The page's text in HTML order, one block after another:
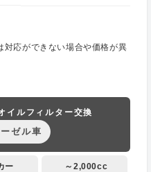
対応ができない場合や価格が異
イルフィルター交換
ゼル車
ー ～2,000cc